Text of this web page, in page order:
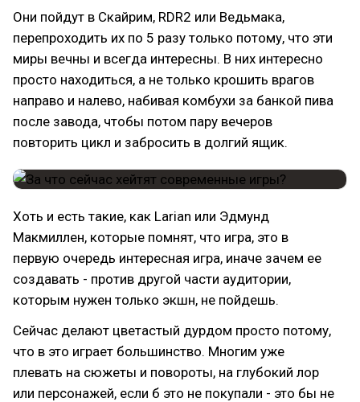
Они пойдут в Скайрим, RDR2 или Ведьмака,
перепроходить их по 5 разу только потому, что эти
миры вечны и всегда интересны. В них интересно
просто находиться, а не только крошить врагов
направо и налево, набивая комбухи за банкой пива
после завода, чтобы потом пару вечеров
повторить цикл и забросить в долгий ящик.
Хоть и есть такие, как Larian или Эдмунд
Макмиллен, которые помнят, что игра, это в
первую очередь интересная игра, иначе зачем ее
создавать - против другой части аудитории,
которым нужен только экшн, не пойдешь.
Сейчас делают цветастый дурдом просто потому,
что в это играет большинство. Многим уже
плевать на сюжеты и повороты, на глубокий лор
или персонажей, если б это не покупали - это бы не